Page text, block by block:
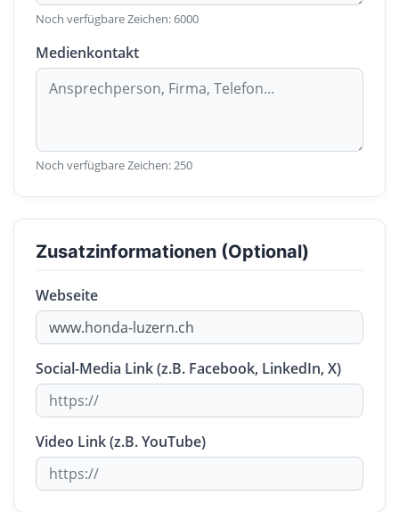
Noch verfügbare Zeichen:6000
Medienkontakt
Noch verfügbare Zeichen:250
Zusatzinformationen (Optional)
Webseite
Social-Media Link (z.B. Facebook, LinkedIn, X)
Video Link (z.B. YouTube)